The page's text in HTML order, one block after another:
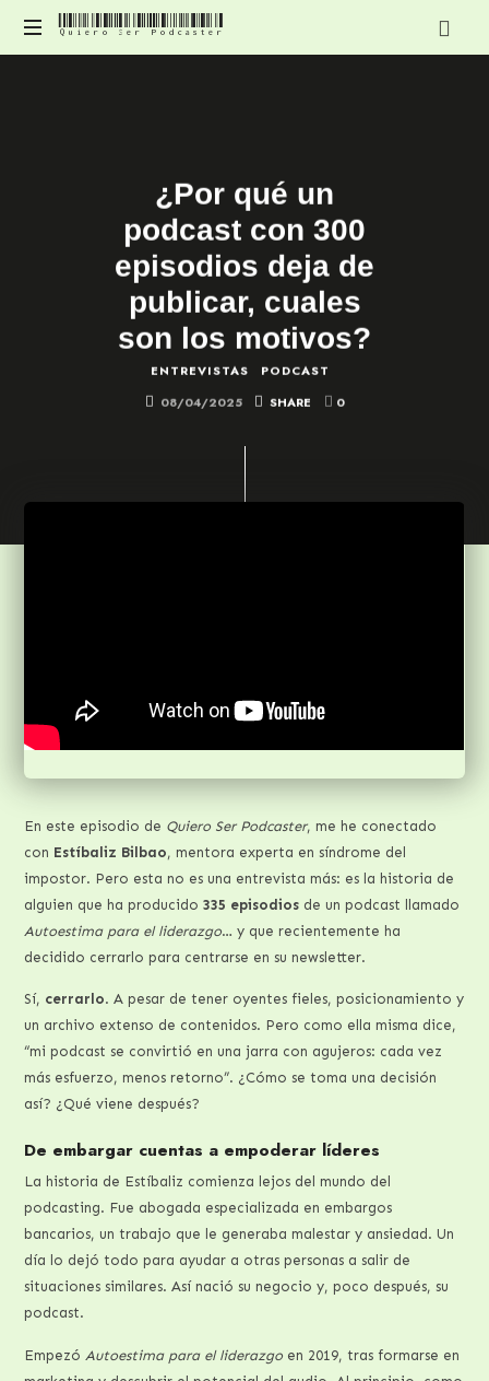
Quiero
Quiero Ser Podcaster
¿Por qué un
podcast con 300
episodios deja de
publicar, cuales
son los motivos?
ENTREVISTAS
PODCAST
08/04/2025
SHARE 0
En este episodio de Quiero Ser Podcaster, me he conectado
con Estíbaliz Bilbao, mentora experta en síndrome del
impostor. Pero esta no es una entrevista más: es la historia de
alguien que ha producido335 episodios de un podcast llamado
Autoestima para el liderazgo… y que recientemente ha
decidido cerrarlo para centrarse en su newsletter.
Sí, cerrarlo. A pesar de tener oyentes fieles, posicionamiento y
un archivo extenso de contenidos. Pero como ella misma dice,
“mi podcast se convirtió en una jarra con agujeros: cada vez
más esfuerzo, menos retorno”. ¿Cómo se toma una decisión
así? ¿Qué viene después?
De embargar cuentas a empoderar líderes
La historia de Estíbaliz comienza lejos del mundo del
podcasting. Fue abogada especializada en embargos
bancarios, un trabajo que le generaba malestar y ansiedad. Un
día lo dejó todo para ayudar a otras personas a salir de
situaciones similares. Así nació su negocio y, poco después, su
podcast.
Empezó Autoestima para el liderazgo en 2019, tras formarse en